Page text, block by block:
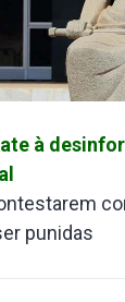
à
punidas